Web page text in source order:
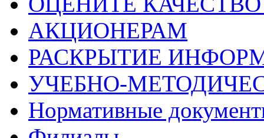
АКЦИОНЕРАМ
РАСКРЫТИЕ
УЧЕБНО-
Нормативные